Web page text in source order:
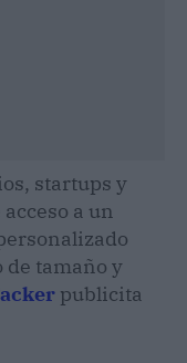
startups y
a un
tamaño y
publicita